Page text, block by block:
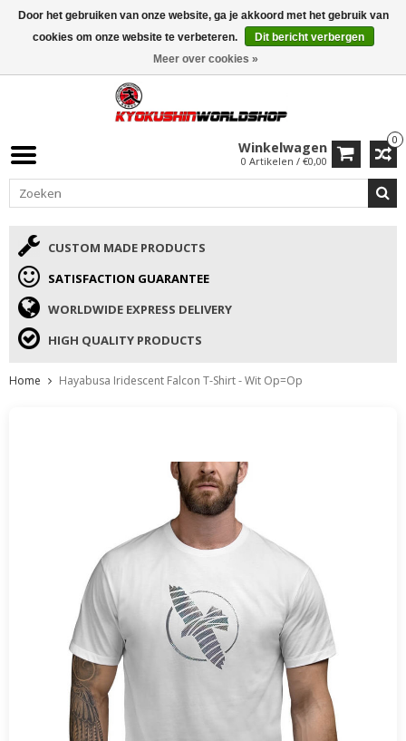
ISAMU SUMMER DEALS• 10% Korting + cadeau vanaf €169 →
0
Winkelwagen
0 Artikelen / €0,00
CUSTOM MADE PRODUCTS
SATISFACTION GUARANTEE
WORLDWIDE EXPRESS DELIVERY
HIGH QUALITY PRODUCTS
Home Hayabusa Iridescent Falcon T-Shirt - Wit Op=Op
Door het gebruiken van onze website, ga je akkoord met het gebruik van
cookies om onze website te verbeteren.
Dit bericht verbergen
Meer over cookies »